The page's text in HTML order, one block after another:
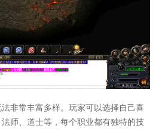
非常丰富多样。玩家可以选择自己喜
师、道士等，每个职业都有独特的技